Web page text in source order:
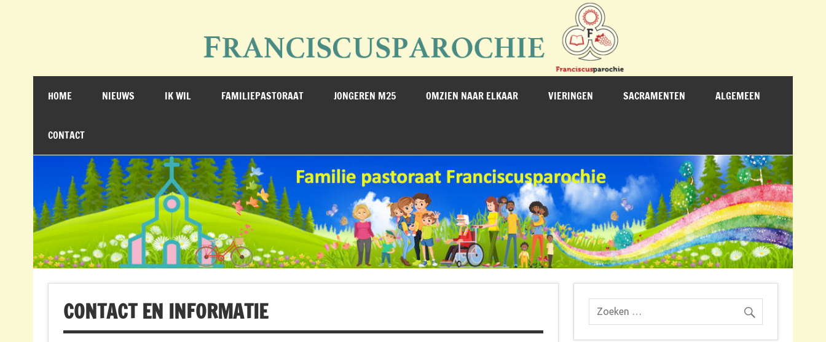
Franciscusparochie Meierijstad
HOME NIEUWS IK WIL FAMILIEPASTORAAT JONGEREN M25 OMZIEN NAAR ELKAAR VIERINGEN SACRAMENTEN ALGEMEEN
CONTACT
CONTACT EN INFORMATIE